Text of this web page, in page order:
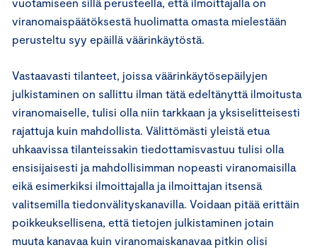
viranomaispäätöksestä huolimatta omasta mielestään
perusteltu syy epäillä väärinkäytöstä.
Vastaavasti tilanteet, joissa väärinkäytösepäilyjen
julkistaminen on sallittu ilman tätä edeltänyttä ilmoitusta
viranomaiselle, tulisi olla niin tarkkaan ja yksiselitteisesti
rajattuja kuin mahdollista. Välittömästi yleistä etua
uhkaavissa tilanteissakin tiedottamisvastuu tulisi olla
ensisijaisesti ja mahdollisimman nopeasti viranomaisilla
eikä esimerkiksi ilmoittajalla ja ilmoittajan itsensä
valitsemilla tiedonvälityskanavilla. Voidaan pitää erittäin
poikkeuksellisena, että tietojen julkistaminen jotain
muuta kanavaa kuin viranomaiskanavaa pitkin olisi